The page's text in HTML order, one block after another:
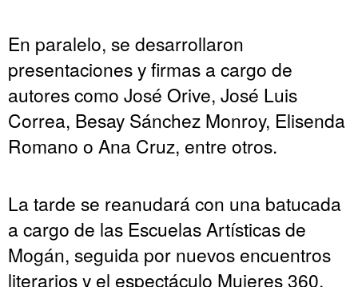
En paralelo, se desarrollaron
presentaciones y firmas a cargo de
autores como José Orive, José Luis
Correa, Besay Sánchez Monroy, Elisenda
Romano o Ana Cruz, entre otros.
La tarde se reanudará con una batucada
a cargo de las Escuelas Artísticas de
Mogán, seguida por nuevos encuentros
literarios y el espectáculo Mujeres 360,